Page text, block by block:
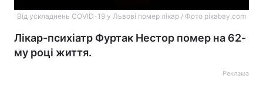
Від ускладнень COVID-19 у Львові помер лікар / Фото pixabay.com
Лікар-психіатр Фуртак Нестор помер на 62-
му році життя.
Реклама